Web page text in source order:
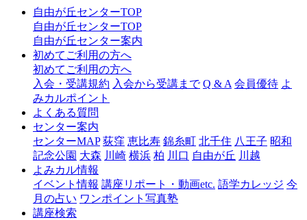
ャ
由
丘
自由が丘センターTOP
自由が丘センターTOP
自由が丘センター案内
初めてご利用の方へ
初めてご利用の方へ
入会・受講規約 入会から受講まで Q & A 会員優待 よ
みカルポイント
よくある質問
センター案内
センターMAP 荻窪 恵比寿 錦糸町 北千住 八王子 昭和
記念公園 大森 川崎 横浜 柏 川口 自由が丘 川越
よみカル情報
イベント情報 講座リポート・動画etc. 語学カレッジ 今
月の占い ワンポイント写真塾
講座検索